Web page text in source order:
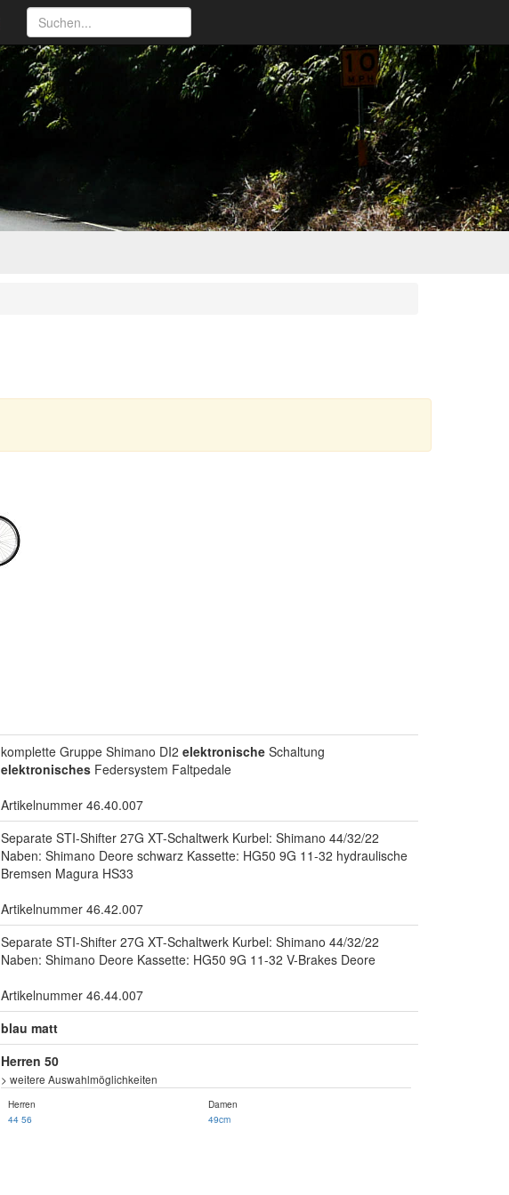
komplette Gruppe Shimano DI2 elektronischeSchaltung
elektronischesFedersystem Faltpedale
Artikelnummer 46.40.007
Separate STI-Shifter 27G XT-Schaltwerk Kurbel: Shimano 44/32/22
Naben: Shimano Deore schwarz Kassette: HG50 9G 11-32 hydraulische
Bremsen Magura HS33
Artikelnummer 46.42.007
Separate STI-Shifter 27G XT-Schaltwerk Kurbel: Shimano 44/32/22
Naben: Shimano Deore Kassette: HG50 9G 11-32 V-Brakes Deore
Artikelnummer 46.44.007
blau matt
Herren 50
> weitere Auswahlmöglichkeiten
Herren
44 56
Damen
49cm